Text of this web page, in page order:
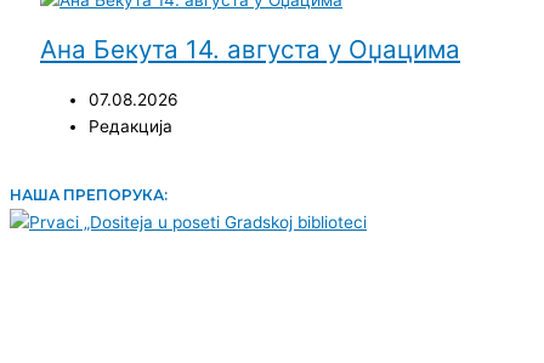
Ана Бекута 14. августа у Оџацима
07.08.2026
Редакција
НАША ПРЕПОРУКА: